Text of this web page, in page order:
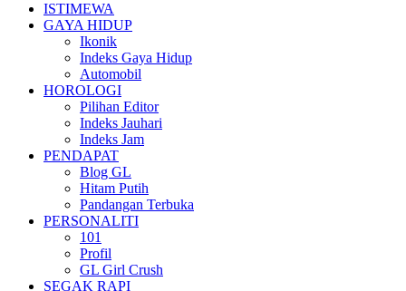
ISTIMEWA
GAYA HIDUP
Ikonik
Indeks Gaya Hidup
Automobil
HOROLOGI
Pilihan Editor
Indeks Jauhari
Indeks Jam
PENDAPAT
Blog GL
Hitam Putih
Pandangan Terbuka
PERSONALITI
101
Profil
GL Girl Crush
SEGAK RAPI